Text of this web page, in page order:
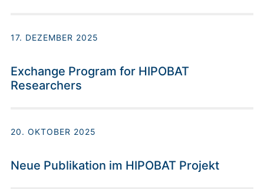
17. DEZEMBER 2025
Exchange Program for HIPOBAT
Researchers
20. OKTOBER 2025
Neue Publikation im HIPOBAT Projekt